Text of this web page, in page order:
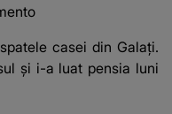
casei din Galați.
și i-a luat pensia luni